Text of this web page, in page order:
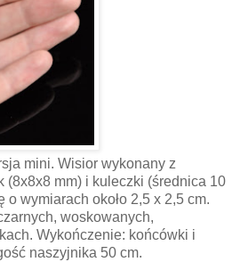
mini. Wisior wykonany z
(8x8x8 mm) i kuleczki (średnica 10
o wymiarach około 2,5 x 2,5 cm.
woskowanych,
Wykończenie: końcówki i
naszyjnika 50 cm.